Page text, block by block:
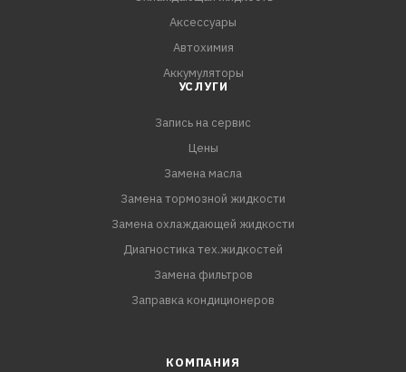
Аксессуары
Автохимия
Аккумуляторы
УСЛУГИ
Запись на сервис
Цены
Замена масла
Замена тормозной жидкости
Замена охлаждающей жидкости
Диагностика тех.жидкостей
Замена фильтров
Заправка кондиционеров
КОМПАНИЯ